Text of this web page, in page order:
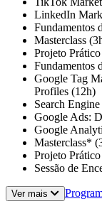
LinkedIn
Fundamentos
Masterclass
Projeto
Fundamentos
Google Tag
Profiles (12h)
Search
Google Ads:
Google
Masterclass*
Projeto
Sessão de
Ver mais